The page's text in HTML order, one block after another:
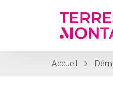
Accueil